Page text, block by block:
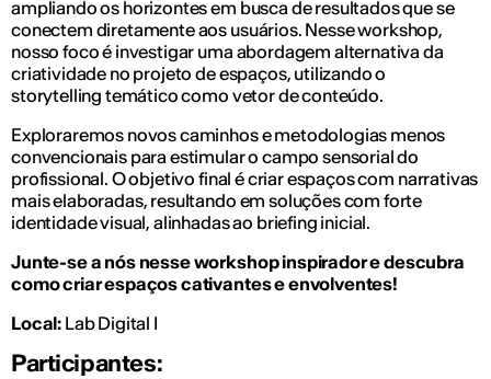
ampliando os horizontes em busca de resultados que se
conectem diretamente aos usuários. Nesse workshop,
nosso foco é investigar uma abordagem alternativa da
criatividade no projeto de espaços, utilizando o
storytelling temático como vetor de conteúdo.
Exploraremos novos caminhos e metodologias menos
convencionais para estimular o campo sensorial do
profissional. O objetivo final é criar espaços com narrativas
mais elaboradas, resultando em soluções com forte
identidade visual, alinhadas ao briefing inicial.
Junte-se a nós nesse workshop inspirador e descubra
como criar espaços cativantes e envolventes!
Local: Lab Digital I
Participantes: